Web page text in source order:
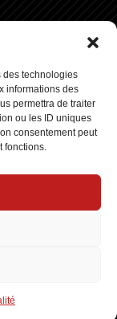
des technologies
informations des
permettra de traiter
ou les ID uniques
consentement peut
fonctions.